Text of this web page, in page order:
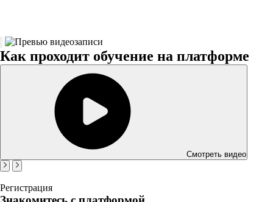
Как проходит обучение на платформе
Смотреть видео
Регистрация